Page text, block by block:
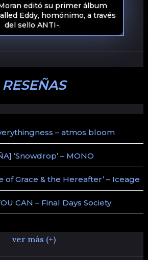
editó su primer álbum
Eddy, homónimo, a través
del sello ANTI-.
RESEÑAS
– atmos bloom
‘Snowdrop’ – MONO
of Grace & the Hereafter’ – Iceage
CAN – Final Days Society
ver más (+)